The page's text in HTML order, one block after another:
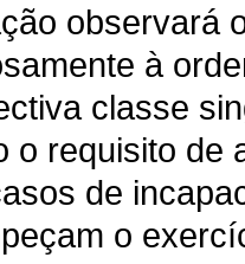
observará
à
classe
o requisito de
de
o